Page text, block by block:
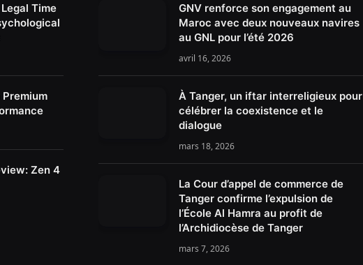
Time
Premium
Zen 4
GNV renforce son engagement au
Maroc avec deux nouveaux navires
au GNL pour l’été 2026
avril 16, 2026
À Tanger, un iftar interreligieux pour
célébrer la coexistence et le
dialogue
mars 18, 2026
La Cour d’appel de commerce de
Tanger confirme l’expulsion de
l’École Al Hamra au profit de
l’Archidiocèse de Tanger
mars 7, 2026